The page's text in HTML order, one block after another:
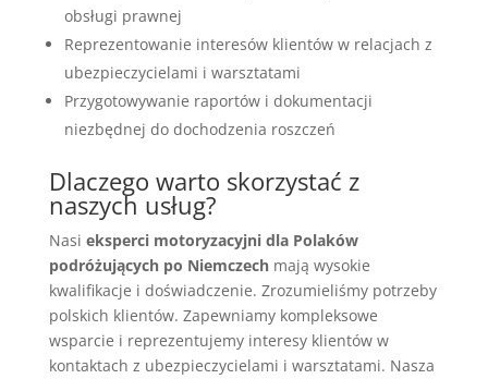
obsługi prawnej
Reprezentowanie interesów klientów w relacjach z
ubezpieczycielami i warsztatami
Przygotowywanie raportów i dokumentacji
niezbędnej do dochodzenia roszczeń
Dlaczego warto skorzystać z
naszych usług?
Nasi eksperci motoryzacyjni dla Polaków
podróżujących po Niemczechmają wysokie
kwalifikacje i doświadczenie. Zrozumieliśmy potrzeby
polskich klientów. Zapewniamy kompleksowe
wsparcie i reprezentujemy interesy klientów w
kontaktach z ubezpieczycielami i warsztatami. Nasza